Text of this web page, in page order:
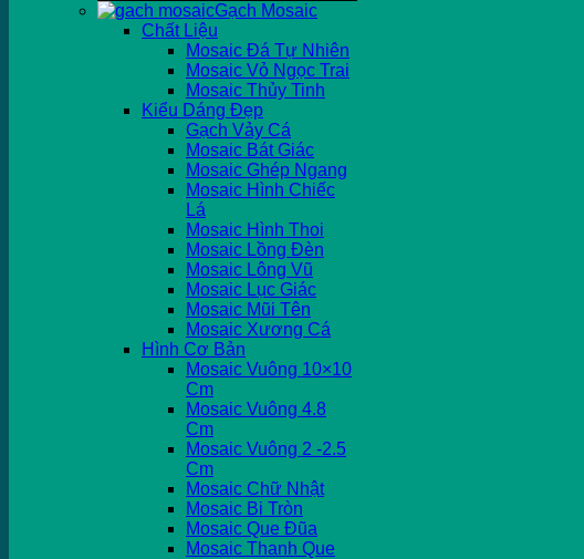
Gạch Mosaic
Chất Liệu
Mosaic Đá Tự Nhiên
Mosaic Vỏ Ngọc Trai
Mosaic Thủy Tinh
Kiểu Dáng Đẹp
Gạch Vảy Cá
Mosaic Bát Giác
Mosaic Ghép Ngang
Mosaic Hình Chiếc
Lá
Mosaic Hình Thoi
Mosaic Lồng Đèn
Mosaic Lông Vũ
Mosaic Lục Giác
Mosaic Mũi Tên
Mosaic Xương Cá
Hình Cơ Bản
Mosaic Vuông 10×10
Cm
Mosaic Vuông 4.8
Cm
Mosaic Vuông 2 -2.5
Cm
Mosaic Chữ Nhật
Mosaic Bi Tròn
Mosaic Que Đũa
Mosaic Thanh Que